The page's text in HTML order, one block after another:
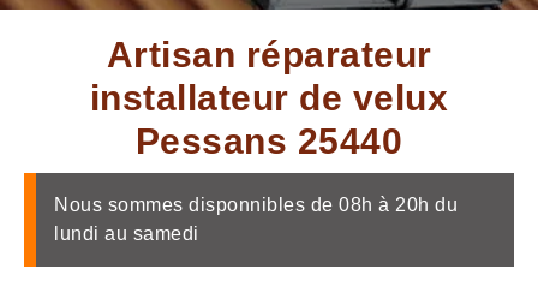
Artisan réparateur
installateur de velux
Pessans 25440
Nous sommes disponnibles de 08h à 20h du
lundi au samedi